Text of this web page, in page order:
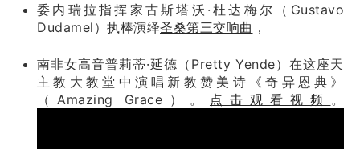
委内瑞拉指挥家古斯塔沃·杜达梅尔（Gustavo
Dudamel）执棒演绎圣桑第三交响曲 ，
南非女高音普莉蒂·延德（Pretty Yende）在这座天
主教大教堂中演唱新教赞美诗《奇异恩典》
（Amazing Grace）。
点击观看视频 。